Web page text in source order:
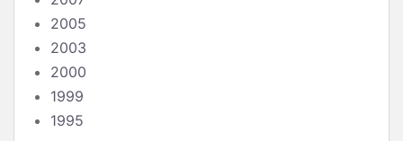
2005
2003
2000
1999
1995